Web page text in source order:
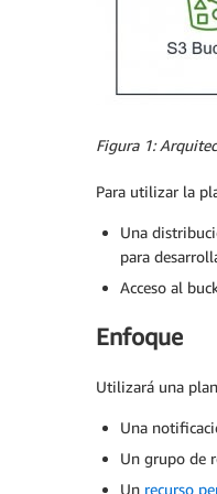
Figura 1:
Para utilizar la
Una
para
Acceso al
Enfoque
Utilizará una
Una
Un grupo de
Un recurso